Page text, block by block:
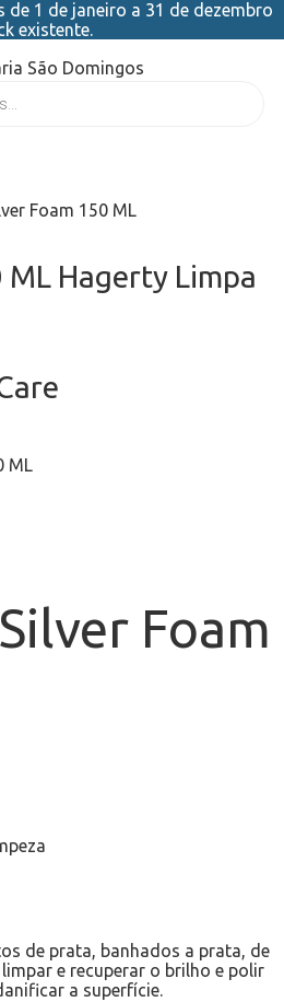
1 de janeiro a 31 de dezembro
existente.
Foam 150 ML
ML Hagerty Limpa
Foam
de prata, banhados a prata, de
e recuperar o brilho e polir
a superfície.